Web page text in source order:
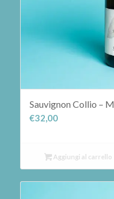
Sauvignon Collio –
€32,00
Aggiungi al carrello